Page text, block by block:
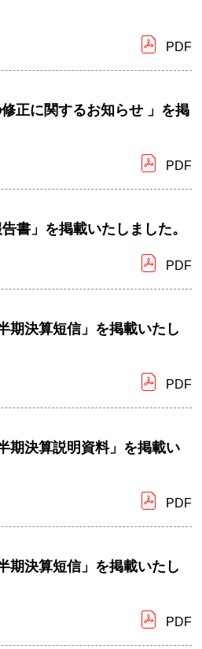
PDF
修正に関するお知らせ 」を掲
PDF
書」を掲載いたしました。
PDF
期決算短信」を掲載いたし
PDF
期決算説明資料」を掲載い
PDF
期決算短信」を掲載いたし
PDF